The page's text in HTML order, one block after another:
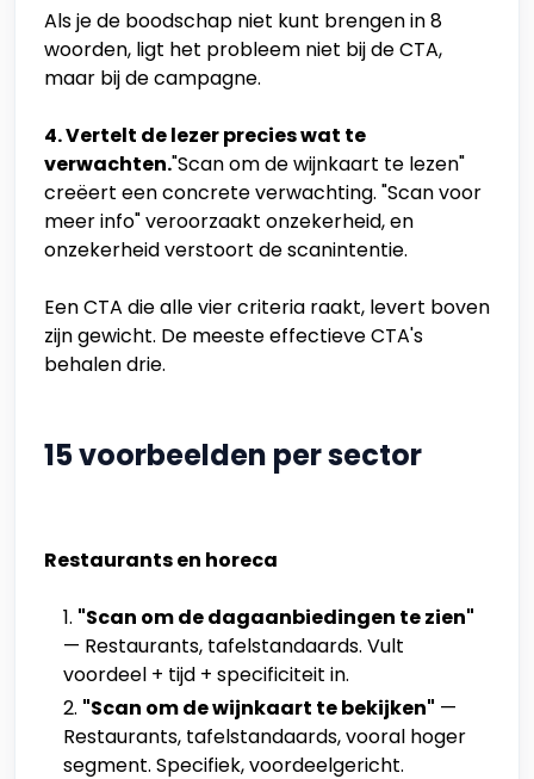
Als je de boodschap niet kunt brengen in 8
woorden, ligt het probleem niet bij de CTA,
maar bij de campagne.
4. Vertelt de lezer precies wat te
verwachten."Scan om de wijnkaart te lezen"
creëert een concrete verwachting. "Scan voor
meer info" veroorzaakt onzekerheid, en
onzekerheid verstoort de scanintentie.
Een CTA die alle vier criteria raakt, levert boven
zijn gewicht. De meeste effectieve CTA's
behalen drie.
15 voorbeelden per sector
Restaurants en horeca
"Scan om de dagaanbiedingen te zien"
— Restaurants, tafelstandaards. Vult
voordeel + tijd + specificiteit in.
"Scan om de wijnkaart te bekijken" —
Restaurants, tafelstandaards, vooral hoger
segment. Specifiek, voordeelgericht.